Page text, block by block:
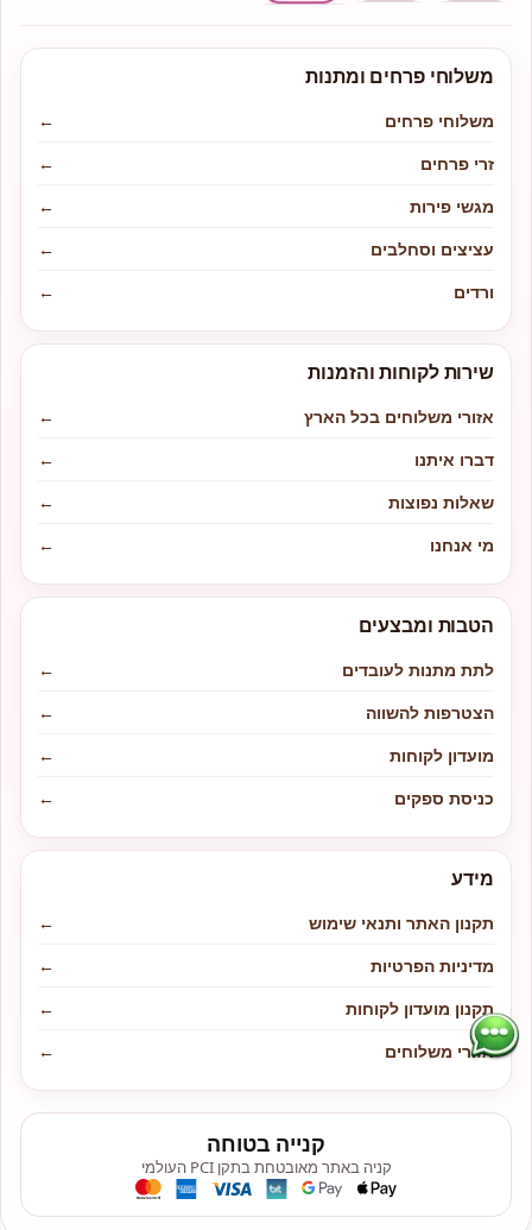
משלוחי פרחים ומתנות
משלוחי פרחים
←
זרי פרחים
←
מגשי פירות
←
עציצים וסחלבים
←
ורדים
←
שירות לקוחות והזמנות
אזורי משלוחים בכל הארץ
←
דברו איתנו
←
שאלות נפוצות
←
מי אנחנו
←
הטבות ומבצעים
לתת מתנות לעובדים
←
הצטרפות להשווה
←
מועדון לקוחות
←
כניסת ספקים
←
מידע
תקנון האתר ותנאי שימוש
←
מדיניות הפרטיות
←
תקנון מועדון לקוחות
←
אזורי משלוחים
←
קנייה בטוחה
קניה באתר מאובטחת בתקן PCI העולמי